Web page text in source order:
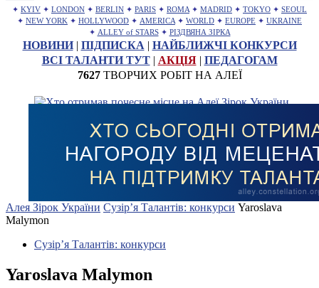
✦ KYIV ✦ LONDON ✦ BERLIN ✦ PARIS ✦ ROMA ✦ MADRID ✦ TOKYO ✦ SEOUL
✦ NEW YORK ✦ HOLLYWOOD ✦ AMERICA ✦ WORLD ✦ EUROPE ✦ UKRAINE
✦ ALLEY of STARS ✦ РІЗДВЯНА ЗІРКА
НОВИНИ| ПІДПИСКА | НАЙБЛИЖЧІ КОНКУРСИ
ВСІ ТАЛАНТИ ТУТ| АКЦІЯ| ПЕДАГОГАМ
7627ТВОРЧИХ РОБІТ НА АЛЕЇ
Алея Зірок України Сузір’я Талантів: конкурси Yaroslava
Malymon
Сузір’я Талантів: конкурси
Yaroslava Malymon